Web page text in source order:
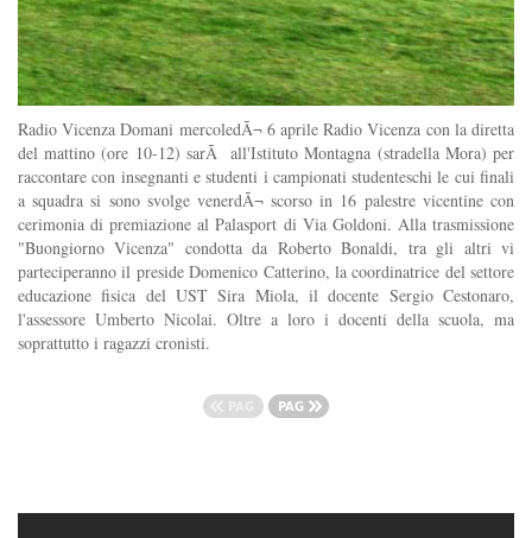
Radio Vicenza Domani mercoledÃ¬ 6 aprile Radio Vicenza con la diretta
del mattino (ore 10-12) sarÃ all'Istituto Montagna (stradella Mora) per
raccontare con insegnanti e studenti i campionati studenteschi le cui finali
a squadra si sono svolge venerdÃ¬ scorso in 16 palestre vicentine con
cerimonia di premiazione al Palasport di Via Goldoni. Alla trasmissione
"Buongiorno Vicenza" condotta da Roberto Bonaldi, tra gli altri vi
parteciperanno il preside Domenico Catterino, la coordinatrice del settore
educazione fisica del UST Sira Miola, il docente Sergio Cestonaro,
l'assessore Umberto Nicolai. Oltre a loro i docenti della scuola, ma
soprattutto i ragazzi cronisti.